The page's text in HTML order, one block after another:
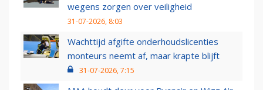
wegens zorgen over veiligheid
31-07-2026, 8:03
Wachttijd afgifte onderhoudslicenties
monteurs neemt af, maar krapte blijft
31-07-2026, 7:15